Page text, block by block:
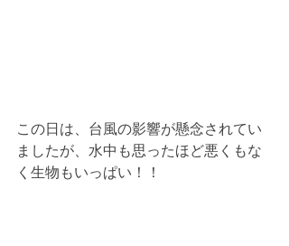
この日は、台風の影響が懸念されてい
ましたが、水中も思ったほど悪くもな
く生物もいっぱい！！